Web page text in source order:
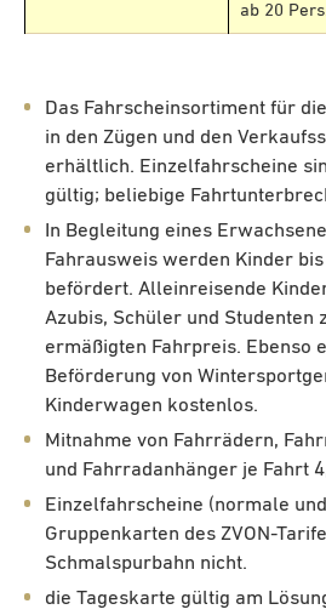
ab 20
Das Fahrscheinsortiment für
in den Zügen und den
erhältlich. Einzelfahrscheine
gültig; beliebige
In Begleitung eines
Fahrausweis werden Kinder
befördert. Alleinreisende
Azubis, Schüler und Studenten
ermäßigten Fahrpreis. Ebenso
Beförderung von
Kinderwagen kostenlos.
Mitnahme von Fahrrädern,
und Fahrradanhänger je Fahrt
Einzelfahrscheine (normale
Gruppenkarten des ZVON-
Schmalspurbahn nicht.
die Tageskarte gültig am